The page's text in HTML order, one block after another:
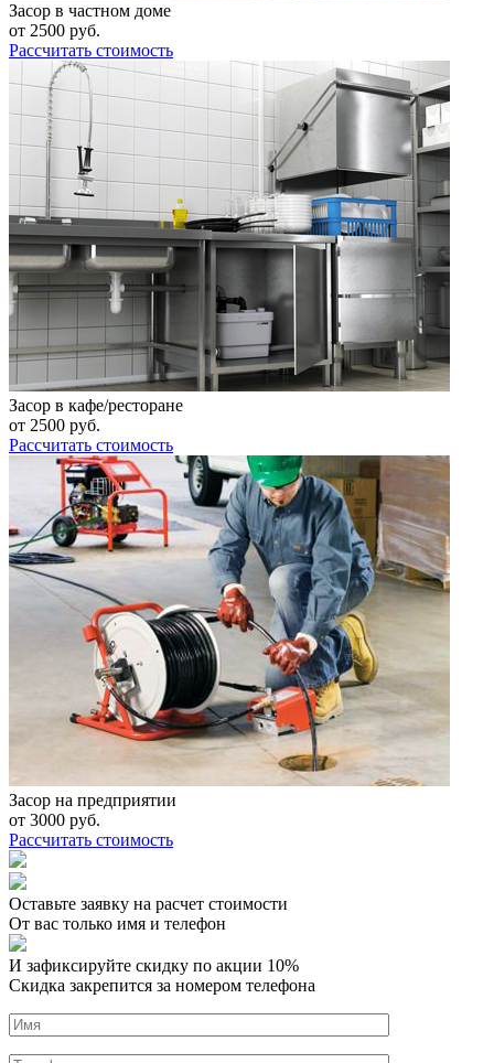
Засор в частном доме
от 2500 руб.
Рассчитать стоимость
Засор в кафе/ресторане
от 2500 руб.
Рассчитать стоимость
Засор на предприятии
от 3000 руб.
Рассчитать стоимость
Оставьте заявку на расчет стоимости
От вас только имя и телефон
И зафиксируйте скидку по акции 10%
Скидка закрепится за номером телефона